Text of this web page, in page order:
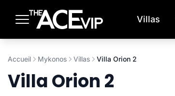
Villas
Accueil Mykonos Villas Villa Orion 2
Villa Orion 2